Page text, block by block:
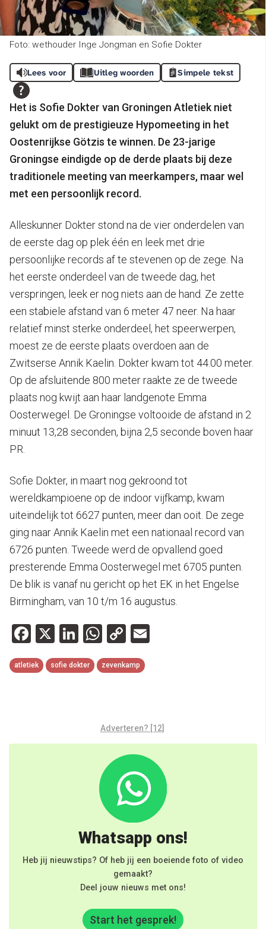
Foto: wethouder Inge Jongman en Sofie Dokter
Lees voor Uitleg woorden Simpele tekst
Het is Sofie Dokter van Groningen Atletiek niet
gelukt om de prestigieuze Hypomeeting in het
Oostenrijkse Götzis te winnen. De 23-jarige
Groningse eindigde op de derde plaats bij deze
traditionele meeting van meerkampers, maar wel
met een persoonlijk record.
Alleskunner Dokter stond na de vier onderdelen van
de eerste dag op plek één en leek met drie
persoonlijke records af te stevenen op de zege. Na
het eerste onderdeel van de tweede dag, het
verspringen, leek er nog niets aan de hand. Ze zette
een stabiele afstand van 6 meter 47 neer. Na haar
relatief minst sterke onderdeel, het speerwerpen,
moest ze de eerste plaats overdoen aan de
Zwitserse Annik Kaelin. Dokter kwam tot 44.00 meter.
Op de afsluitende 800 meter raakte ze de tweede
plaats nog kwijt aan haar landgenote Emma
Oosterwegel. De Groningse voltooide de afstand in 2
minuut 13,28 seconden, bijna 2,5 seconde boven haar
PR.
Sofie Dokter, in maart nog gekroond tot
wereldkampioene op de indoor vijfkamp, kwam
uiteindelijk tot 6627 punten, meer dan ooit. De zege
ging naar Annik Kaelin met een nationaal record van
6726 punten. Tweede werd de opvallend goed
presterende Emma Oosterwegel met 6705 punten.
De blik is vanaf nu gericht op het EK in het Engelse
Birmingham, van 10 t/m 16 augustus.
Facebook
X LinkedIn
WhatsApp
Copy
Link
atletiek sofie dokter zevenkamp
Adverteren? [12]
Whatsapp ons!
Heb jij nieuwstips? Of heb jij een boeiende foto of video
gemaakt?
Deel jouw nieuws met ons!
Start het gesprek!